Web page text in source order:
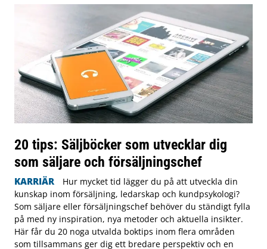
20 tips: Säljböcker som utvecklar dig
som säljare och försäljningschef
KARRIÄR
Hur mycket tid lägger du på att utveckla din
kunskap inom försäljning, ledarskap och kundpsykologi?
Som säljare eller försäljningschef behöver du ständigt fylla
på med ny inspiration, nya metoder och aktuella insikter.
Här får du 20 noga utvalda boktips inom flera områden
som tillsammans ger dig ett bredare perspektiv och en